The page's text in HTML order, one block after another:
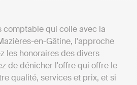
comptable qui colle avec la
en-Gâtine, l'approche
les honoraires des divers
de dénicher l'offre qui offre le
qualité, services et prix, et si